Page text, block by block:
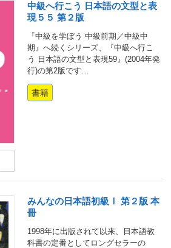
中級へ行こう 日本語の文型と表
現５５ 第２版
『中級を学ぼう 中級前期／中級中
期』へ続くシリーズ、『中級へ行こ
う 日本語の文型と表現59』(2004年発
行)の第2版です…
書籍
みんなの日本語初級Ⅰ 第２版 本
冊
1998年に出版されて以来、日本語教
科書の定番としてロングセラーの